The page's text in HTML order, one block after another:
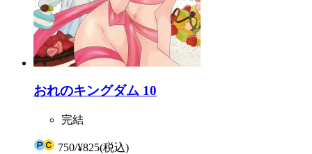
おれのキングダム 10
完結
750/¥825(税込)